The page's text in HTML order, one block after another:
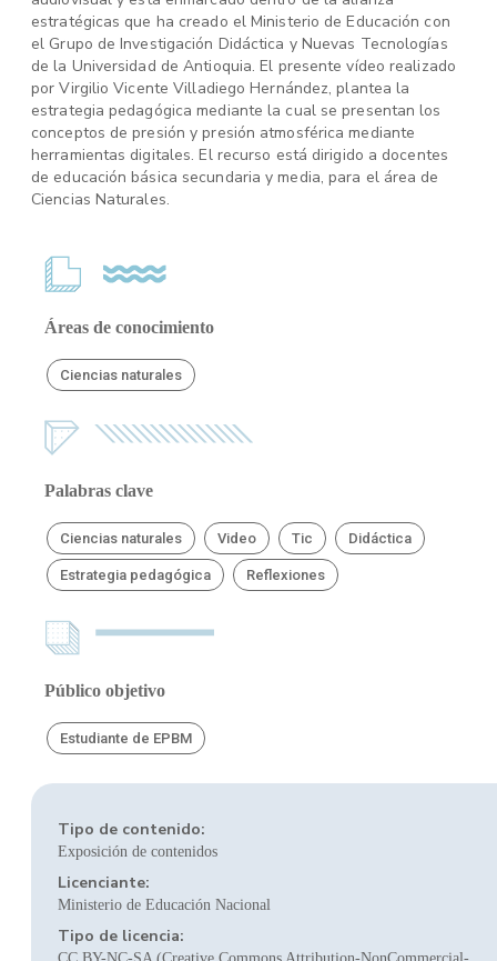
estratégicas que ha creado el Ministerio de Educación con
el Grupo de Investigación Didáctica y Nuevas Tecnologías
de la Universidad de Antioquia. El presente vídeo realizado
por Virgilio Vicente Villadiego Hernández, plantea la
estrategia pedagógica mediante la cual se presentan los
conceptos de presión y presión atmosférica mediante
herramientas digitales. El recurso está dirigido a docentes
de educación básica secundaria y media, para el área de
Ciencias Naturales.
Áreas de conocimiento
Ciencias naturales
Palabras clave
Ciencias naturales Video Tic Didáctica
Estrategia pedagógica Reflexiones
Público objetivo
Estudiante de EPBM
Tipo de contenido:
Exposición de contenidos
Licenciante:
Ministerio de Educación Nacional
Tipo de licencia: